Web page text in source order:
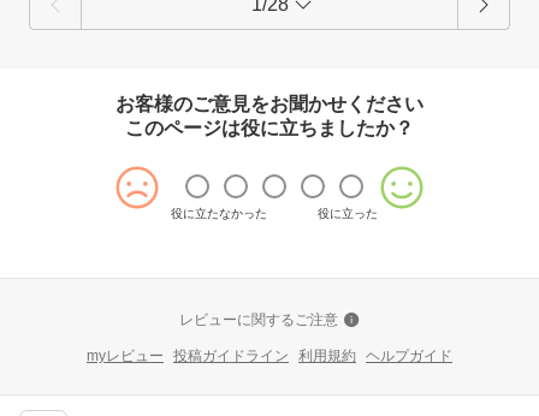
お客様のご意見をお聞かせください
このページは役に立ちましたか？
役に立たなかった 役に立った
レビューに関するご注意
myレビュー 投稿ガイドライン 利用規約 ヘルプガイド